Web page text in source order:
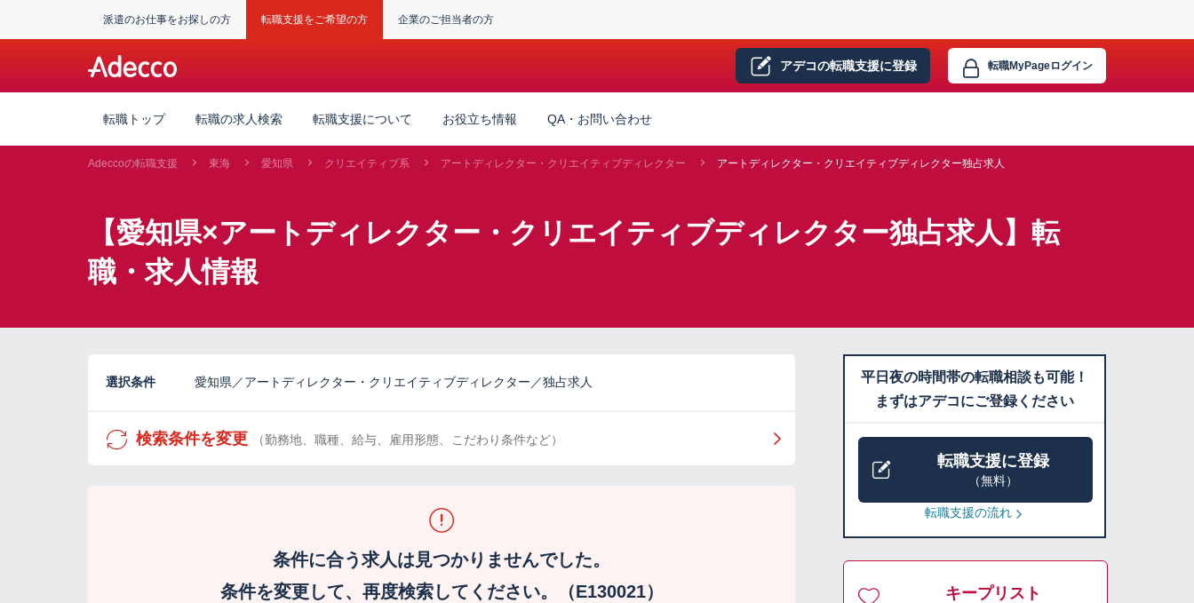
派遣のお仕事をお探しの方 転職支援をご希望の方 企業のご担当者の方
アデコの転職支援に登録 転職MyPageログイン
転職トップ 転職の求人検索 転職支援について お役立ち情報 QA・お問い合わせ
Adeccoの転職支援 東海 愛知県 クリエイティブ系 アートディレクター・クリエイティブディレクター アートディレクター・クリエイティブディレクター独占求人
【愛知県×アートディレクター・クリエイティブディレクター独占求人】転
職・求人情報
選択条件 愛知県／アートディレクター・クリエイティブディレクター／独占求人
検索条件を変更 （勤務地、職種、給与、雇用形態、こだわり条件など）
条件に合う求人は見つかりませんでした。
条件を変更して、再度検索してください。（E130021）
平日夜の時間帯の転職相談も可能！
まずはアデコにご登録ください
転職支援に登録
（無料）
転職支援の流れ
キープリスト